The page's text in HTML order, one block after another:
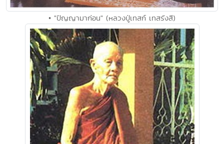
• "ปัญญามาก่อน" (หลวงปู่เทสก์ เทสรังสี)